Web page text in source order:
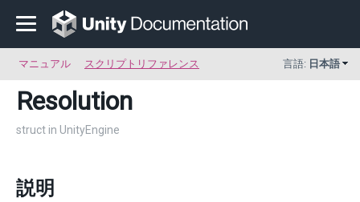
マニュアル スクリプトリファレンス 言語: 日本語
Resolution
struct in UnityEngine
説明